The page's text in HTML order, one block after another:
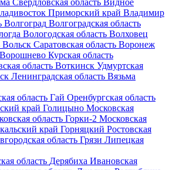
Приморский край Владимир
Волгоград Волгоградская область
Вологодская область Волховец
Вольск Саратовская область Воронеж
Ворошнево Курская область
область Воткинск Удмуртская
Ленинградская область Вязьма
область Гай Оренбургская область
край Голицыно Московская
область Горки-2 Московская
край Горняцкий Ростовская
область Грязи Липецкая
область Дерябиха Ивановская